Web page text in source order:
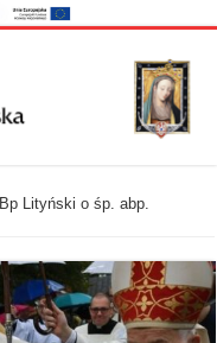
Bp Lityński o śp. abp.